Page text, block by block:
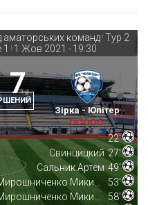
аматорських команд | Тур 2
| 1 Жов 2021 - 19:30
7
Зірка - Юпітер
22'
Свинцицкий 27'
Сальник Артем 49'
53'
58'